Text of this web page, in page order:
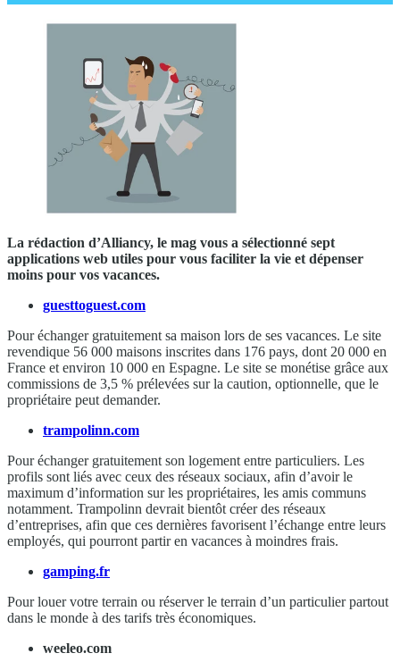
La rédaction d’Alliancy, le mag vous a sélectionné sept
applications web utiles pour vous faciliter la vie et dépenser
moins pour vos vacances.
guesttoguest.com
Pour échanger gratuitement sa maison lors de ses vacances. Le site
revendique 56 000 maisons inscrites dans 176 pays, dont 20 000 en
France et environ 10 000 en Espagne. Le site se monétise grâce aux
commissions de 3,5 % prélevées sur la caution, optionnelle, que le
propriétaire peut demander.
trampolinn.com
Pour échanger gratuitement son logement entre particuliers. Les
profils sont liés avec ceux des réseaux sociaux, afin d’avoir le
maximum d’information sur les propriétaires, les amis communs
notamment. Trampolinn devrait bientôt créer des réseaux
d’entreprises, afin que ces dernières favorisent l’échange entre leurs
employés, qui pourront partir en vacances à moindres frais.
gamping.fr
Pour louer votre terrain ou réserver le terrain d’un particulier partout
dans le monde à des tarifs très économiques.
weeleo.com